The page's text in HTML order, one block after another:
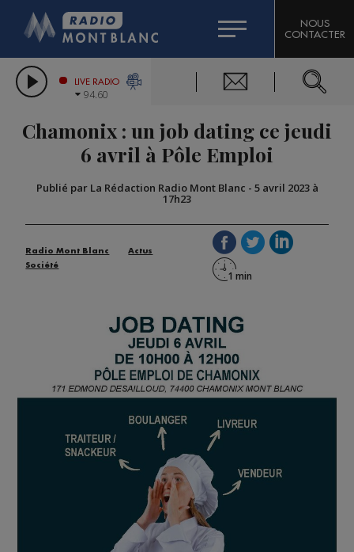
LES CHRONIQUES DE L'EXPERT
CITIZEN MACHINERY
GRAND MASSIF DOMAINES SKIABLES
BIGARD
COMPAGNIE DU MONT-BLANC
NOUS
CONTACTER
LIVE RADIO
94.60
Chamonix : un job dating ce jeudi
6 avril à Pôle Emploi
Publié par La Rédaction Radio Mont Blanc - 5 avril 2023 à
17h23
Radio Mont Blanc
Actus
Société